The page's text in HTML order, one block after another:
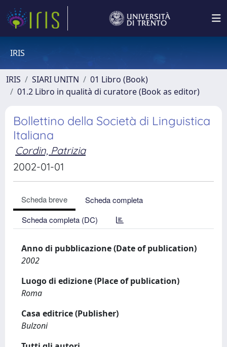
IRIS
IRIS SIARI UNITN
01 Libro (Book)
01.2 Libro in qualità di curatore (Book as editor)
Bollettino della Società di Linguistica
Italiana
Cordin, Patrizia
2002-01-01
Scheda breve
Scheda completa
Scheda completa (DC)
Anno di pubblicazione (Date of publication)
2002
Luogo di edizione (Place of publication)
Roma
Casa editrice (Publisher)
Bulzoni